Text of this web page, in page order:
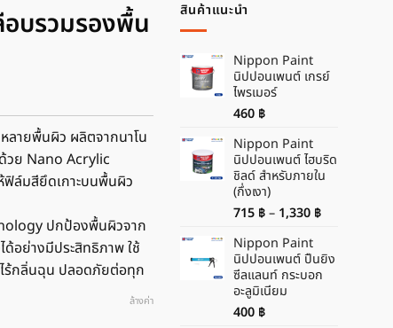
อบรวมรองพื้น
ลายพื้นผิว ผลิตจากนาโน
วย Nano Acrylic
ล์มสียึดเกาะบนพื้นผิว
ปกป้องพื้นผิวจาก
อย่างมีประสิทธิภาพ ใช้
ไร้กลิ่นฉุน ปลอดภัยต่อทุก
ล้างค่า
สินค้าแนะนำ
Nippon Paint
นิปปอนเพนต์ เกรย์
ไพรเมอร์
460 ฿
Nippon Paint
นิปปอนเพนต์ ไฮบริด
ชิลด์ สำหรับภายใน
(กึ่งเงา)
715 ฿ – 1,330 ฿Price
through
1,330 ฿
Nippon Paint
นิปปอนเพนต์ ปืนยิง
ซีลแลนท์ กระบอก
อะลูมิเนียม
400 ฿